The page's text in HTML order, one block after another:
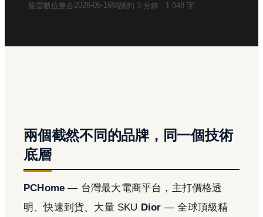
龍雲數位整合2026-05-16閱讀約 3 分鐘 · 1,048 字
兩個截然不同的品牌，同一個技術
底層
PCHome — 台灣最大電商平台，主打價格透
明、快速到貨、大量 SKU Dior — 全球頂級精